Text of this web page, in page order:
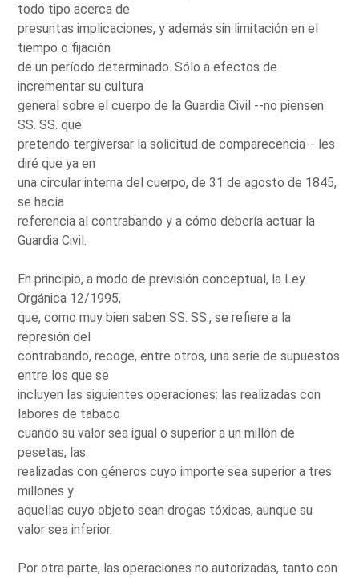
todo tipo acerca de
presuntas implicaciones, y además sin limitación en el
tiempo o fijación
de un período determinado. Sólo a efectos de
incrementar su cultura
general sobre el cuerpo de la Guardia Civil --no piensen
SS. SS. que
pretendo tergiversar la solicitud de comparecencia-- les
diré que ya en
una circular interna del cuerpo, de 31 de agosto de 1845,
se hacía
referencia al contrabando y a cómo debería actuar la
Guardia Civil.
En principio, a modo de previsión conceptual, la Ley
Orgánica 12/1995,
que, como muy bien saben SS. SS., se refiere a la
represión del
contrabando, recoge, entre otros, una serie de supuestos
entre los que se
incluyen las siguientes operaciones: las realizadas con
labores de tabaco
cuando su valor sea igual o superior a un millón de
pesetas, las
realizadas con géneros cuyo importe sea superior a tres
millones y
aquellas cuyo objeto sean drogas tóxicas, aunque su
valor sea inferior.
Por otra parte, las operaciones no autorizadas, tanto con